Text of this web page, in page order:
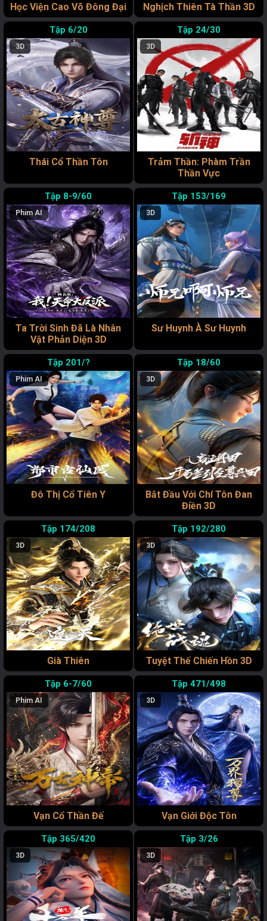
Học Viện Cao Võ Đông Đại Nghịch Thiên Tà Thần 3D
6/20
3D
Thái Cổ Thần Tôn
24/30
3D
Trảm Thần: Phàm Trần
Thần Vực
8-9/60
Phim AI
Ta Trời Sinh Đã Là Nhân
Vật Phản Diện 3D
153/169
3D
Sư Huynh À Sư Huynh
201/?
Phim AI
Đô Thị Cổ Tiên Y
18/60
3D
Bắt Đầu Với Chí Tôn Đan
Điền 3D
174/208
3D
Già Thiên
192/280
3D
Tuyệt Thế Chiến Hồn 3D
6-7/60
Phim AI
Vạn Cổ Thần Đế
471/498
3D
Vạn Giới Độc Tôn
365/420
3D
3/26
3D